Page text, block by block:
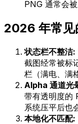
PNG 通常会
2026 年常见
状态栏不整洁:
截图经常被标
栏（满电、满
Alpha 通道光
带有透明度的
系统压平后也
本地化不匹配: